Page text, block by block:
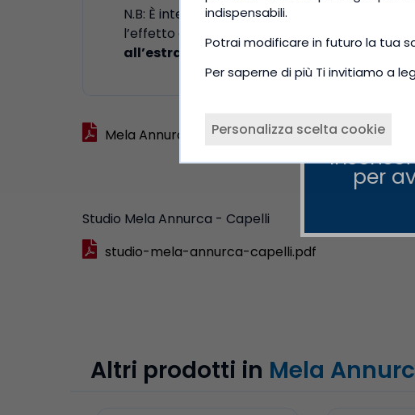
per
N.B: È interessante notare che studi con la
l’effetto dell’estratto stesso. Pertanto, è
all’estratto procianidinico di Mela
Mela Annurca Hair scheda tecnica
Studio Mela Annurca - Capelli
studio-mela-annurca-capelli.pdf
Altri prodotti in Mela
indispensabili.
Potrai modificare in futuro la tua
Per saperne di più Ti invitiamo a
Personalizza scelta cookie